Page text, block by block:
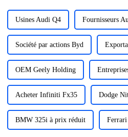
Usines Audi Q4 Fournisseurs
Société par actions Byd
OEM Geely Holding
Acheter Infiniti Fx35 Dodge
BMW 325i à prix réduit Ferrari